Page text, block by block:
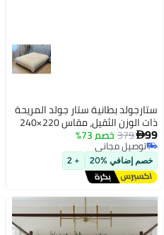
ستارجولد بطانية ستار جولد المريحة
ذات الوزن الثقيل، مقاس 220×240
سم، طبقة واحدة، بطانية شتوية
فائقة النعومة، ملمس صوفي
منقوش، وزن 10 أرطال، SG-BLC604
99
379 خصم 73%
توصيل مجاني
توصيل مجاني
خصم إضافي %20 + 2